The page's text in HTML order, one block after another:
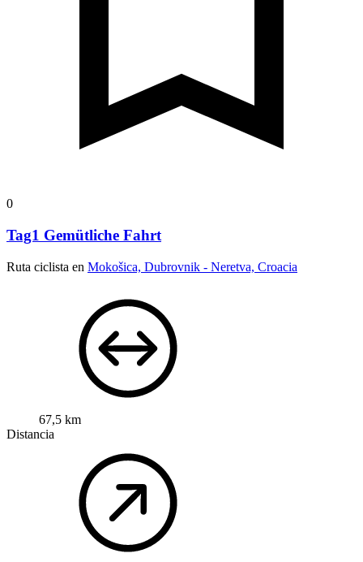
0
Tag1 Gemütliche Fahrt
Ruta ciclista en Mokošica, Dubrovnik - Neretva, Croacia
67,5 km
Distancia